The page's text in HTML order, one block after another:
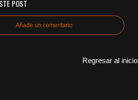
POST
Añade un comentario
Regresar al inicio